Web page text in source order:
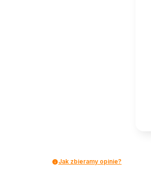
Jak zbieramy opinie?